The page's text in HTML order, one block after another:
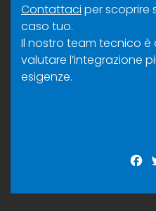
Contattaci per scoprire
caso tuo.
Il nostro team tecnico è
valutare l’integrazione
esigenze.